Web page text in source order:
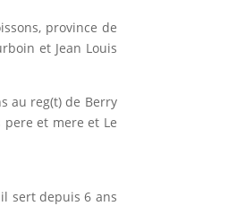
province de
et Jean Louis
au reg(t) de Berry
et mere et Le
sert depuis 6 ans